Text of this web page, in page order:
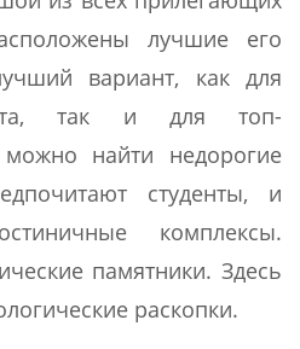
лучшие его
вариант, как для
так и для топ-
найти недорогие
студенты, и
комплексы.
памятники. Здесь
раскопки.